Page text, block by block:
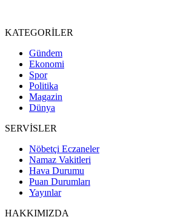
KATEGORİLER
Gündem
Ekonomi
Spor
Politika
Magazin
Dünya
SERVİSLER
Nöbetçi Eczaneler
Namaz Vakitleri
Hava Durumu
Puan Durumları
Yayınlar
HAKKIMIZDA